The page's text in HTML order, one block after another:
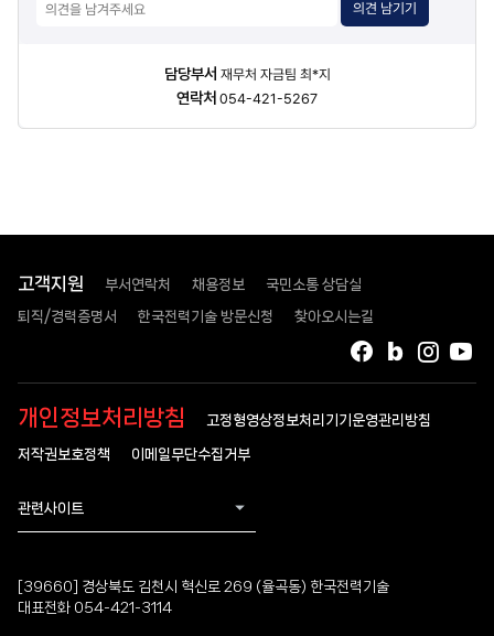
의견 남기기
담당부서 재무처 자금팀 최*지
연락처 054-421-5267
고객지원 부서연락처 채용정보 국민소통 상담실
퇴직/경력증명서 한국전력기술 방문신청 찾아오시는길
인스
블로그
페이스북
개인정보처리방침 고정형영상정보처리기기운영관리방침
저작권보호정책 이메일무단수집거부
관련사이트
[39660] 경상북도 김천시 혁신로 269 (율곡동) 한국전력기술
대표전화 054-421-3114